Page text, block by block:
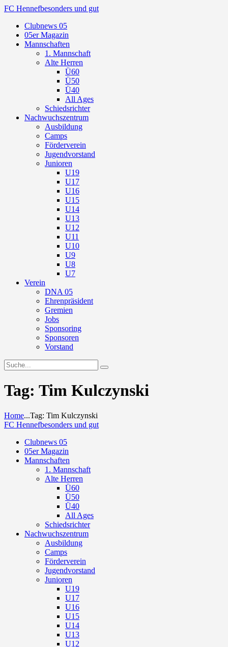
FC Hennefbesonders und gut
Clubnews 05
05er Magazin
Mannschaften
1. Mannschaft
Alte Herren
Ü60
Ü50
Ü40
All Ages
Schiedsrichter
Nachwuchszentrum
Ausbildung
Camps
Förderverein
Jugendvorstand
Junioren
U19
U17
U16
U15
U14
U13
U12
U11
U10
U9
U8
U7
Verein
DNA 05
Ehrenpräsident
Gremien
Jobs
Sponsoring
Sponsoren
Vorstand
Tag: Tim Kulczynski
Home...Tag: Tim Kulczynski
FC Hennefbesonders und gut
Clubnews 05
05er Magazin
Mannschaften
1. Mannschaft
Alte Herren
Ü60
Ü50
Ü40
All Ages
Schiedsrichter
Nachwuchszentrum
Ausbildung
Camps
Förderverein
Jugendvorstand
Junioren
U19
U17
U16
U15
U14
U13
U12